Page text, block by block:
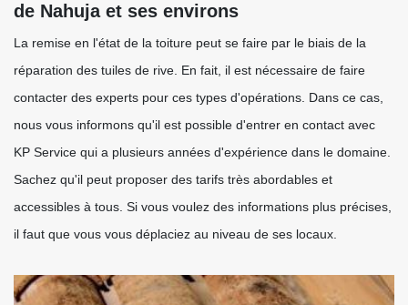
de Nahuja et ses environs
La remise en l'état de la toiture peut se faire par le biais de la
réparation des tuiles de rive. En fait, il est nécessaire de faire
contacter des experts pour ces types d'opérations. Dans ce cas,
nous vous informons qu'il est possible d'entrer en contact avec
KP Service qui a plusieurs années d'expérience dans le domaine.
Sachez qu'il peut proposer des tarifs très abordables et
accessibles à tous. Si vous voulez des informations plus précises,
il faut que vous vous déplaciez au niveau de ses locaux.